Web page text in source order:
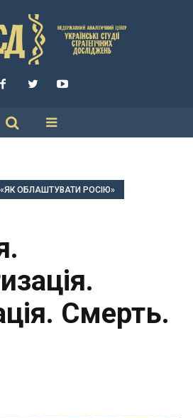
ОБЛАШТУВАТИ РОСІЮ»
Смерть.